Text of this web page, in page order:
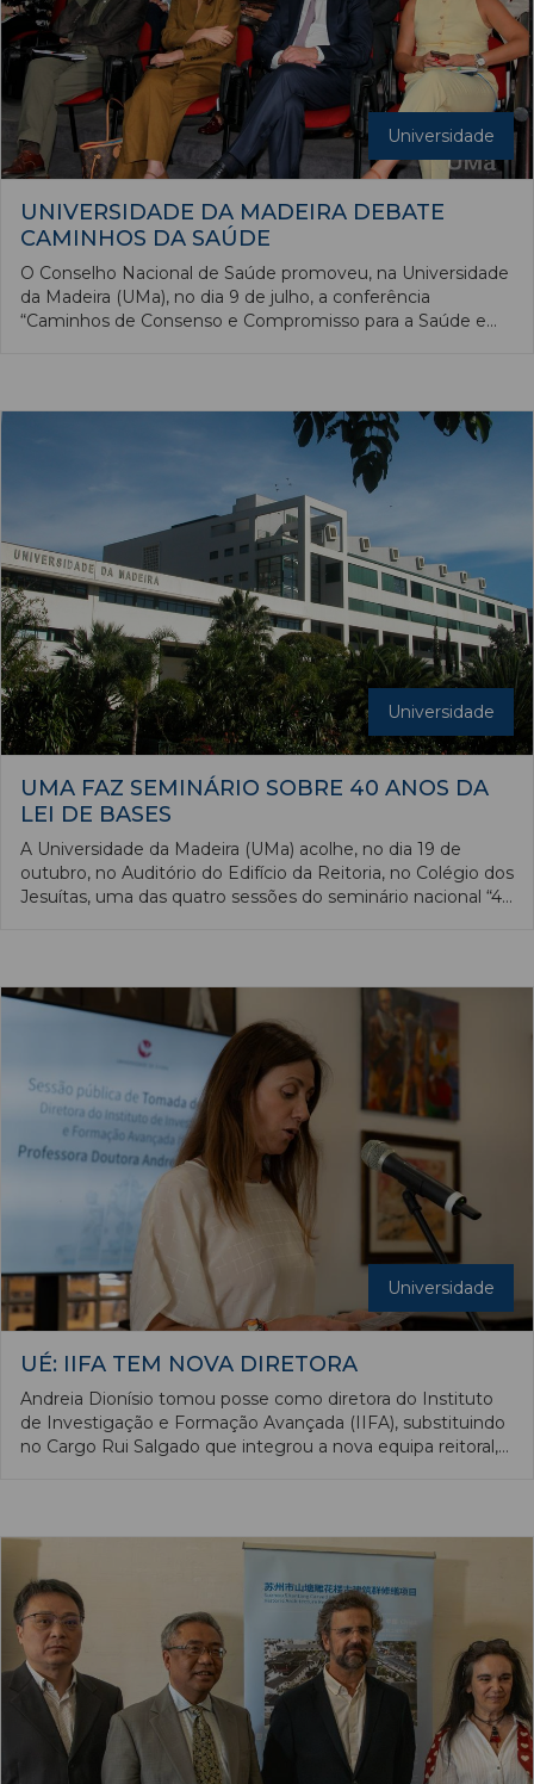
Universidade
UNIVERSIDADE DA MADEIRA DEBATE
CAMINHOS DA SAÚDE
O Conselho Nacional de Saúde promoveu, na Universidade
da Madeira (UMa), no dia 9 de julho, a conferência
“Caminhos de Consenso e Compromisso para a Saúde em
Secretária Regional de Saúde e Proteção Civil, Micaela
Universidade
UMA FAZ SEMINÁRIO SOBRE 40 ANOS DA
LEI DE BASES
A Universidade da Madeira (UMa) acolhe, no dia 19 de
outubro, no Auditório do Edifício da Reitoria, no Colégio dos
Jesuítas, uma das quatro sessões do seminário nacional “40
República. A informação foi veiculada por aquela
universidade em nota enviada à nossa redação.
Universidade
UÉ: IIFA TEM NOVA DIRETORA
Andreia Dionísio tomou posse como diretora do Instituto
de Investigação e Formação Avançada (IIFA), substituindo
no Cargo Rui Salgado que integrou a nova equipa reitoral,